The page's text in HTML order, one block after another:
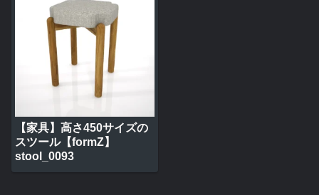
【家具】高さ450サイズの
スツール【formZ】
stool_0093